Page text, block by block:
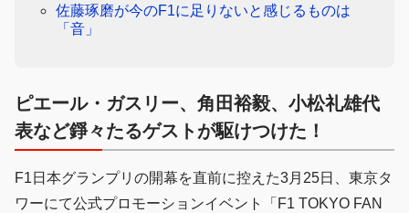
佐藤琢磨が今のF1に足りないと感じるものは
「音」
ピエール・ガスリー、角田裕毅、小松礼雄代
表など錚々たるゲストが駆けつけた！
F1日本グランプリの開幕を直前に控えた3月25日、東京タ
ワーにて公式プロモーションイベント「F1 TOKYO FAN